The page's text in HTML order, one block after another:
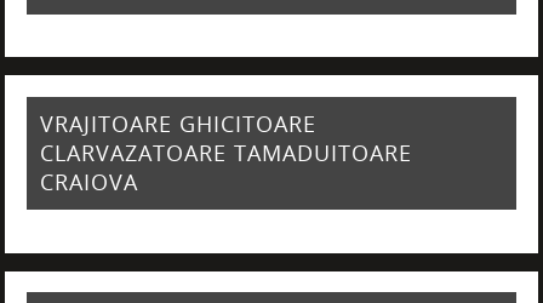
VRAJITOARE GHICITOARE
CLARVAZATOARE TAMADUITOARE
CRAIOVA